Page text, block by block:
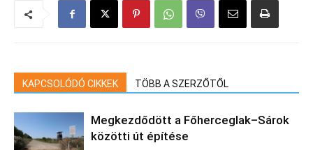
KAPCSOLÓDÓ CIKKEK TÖBB A SZERZŐTŐL
Megkezdődött a Főherceglak–Sárok
közötti út építése